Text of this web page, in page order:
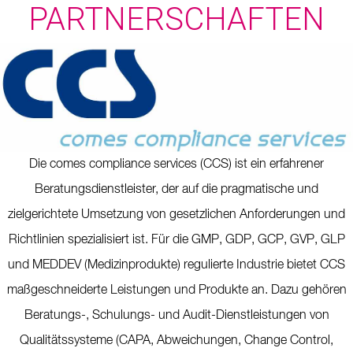
PARTNERSCHAFTEN
Die comes compliance services (CCS) ist ein erfahrener
Beratungsdienstleister, der auf die pragmatische und
zielgerichtete Umsetzung von gesetzlichen Anforderungen und
Richtlinien spezialisiert ist. Für die GMP, GDP, GCP, GVP, GLP
und MEDDEV (Medizinprodukte) regulierte Industrie bietet CCS
maßgeschneiderte Leistungen und Produkte an. Dazu gehören
Beratungs-, Schulungs- und Audit-Dienstleistungen von
Qualitätssysteme (CAPA, Abweichungen, Change Control,